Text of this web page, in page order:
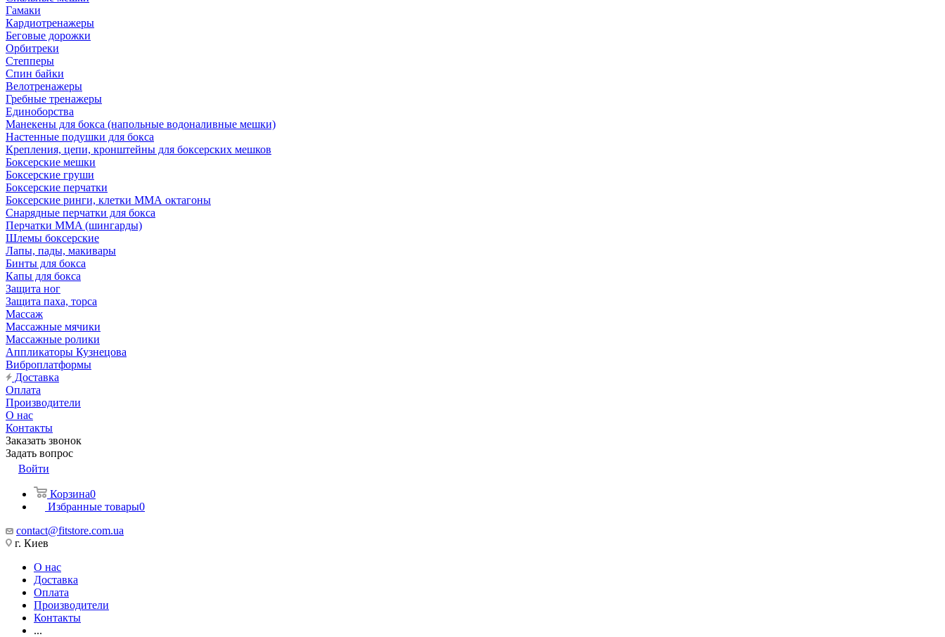
Гамаки
Кардиотренажеры
Беговые дорожки
Орбитреки
Степперы
Спин байки
Велотренажеры
Гребные тренажеры
Единоборства
Манекены для бокса (напольные водоналивные мешки)
Настенные подушки для бокса
Крепления, цепи, кронштейны для боксерских мешков
Боксерские мешки
Боксерские груши
Боксерские перчатки
Боксерские ринги, клетки ММА октагоны
Снарядные перчатки для бокса
Перчатки MMA (шингарды)
Шлемы боксерские
Лапы, пады, макивары
Бинты для бокса
Капы для бокса
Защита ног
Защита паха, торса
Массаж
Массажные мячики
Массажные ролики
Аппликаторы Кузнецова
Виброплатформы
Доставка
Оплата
Производители
О нас
Контакты
Заказать звонок
Задать вопрос
Войти
Корзина0
Избранные товары0
contact@fitstore.com.ua
г. Киев
О нас
Доставка
Оплата
Производители
Контакты
...